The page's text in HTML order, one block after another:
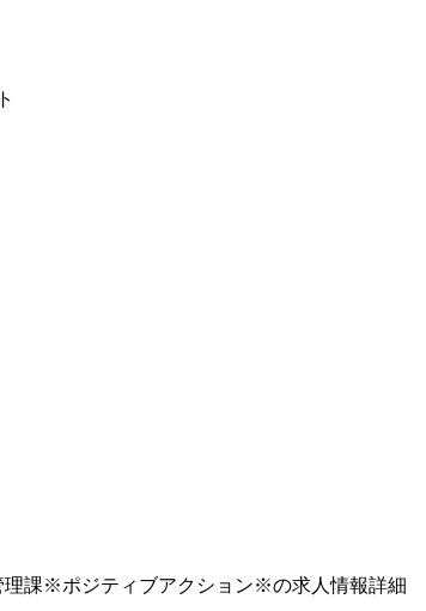
理課※ポジティブアクション※の求人情報詳細